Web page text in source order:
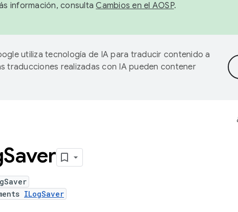
información, consultaCambios en el AOSP.
utiliza tecnología de IA para traducir contenido a
traducciones realizadas con IA pueden contener
Saver
ILogSaver